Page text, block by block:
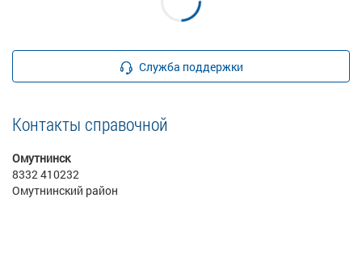
Служба поддержки
Контакты справочной
Омутнинск
8332 410232
Омутнинский район